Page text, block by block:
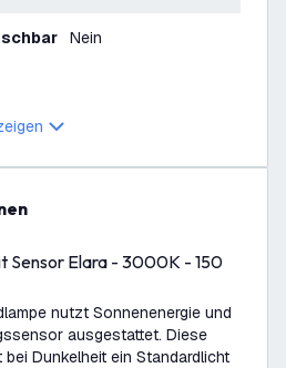
Nein
Sensor Elara - 3000K - 150
nutzt Sonnenenergie und
ausgestattet. Diese
Dunkelheit ein Standardlicht